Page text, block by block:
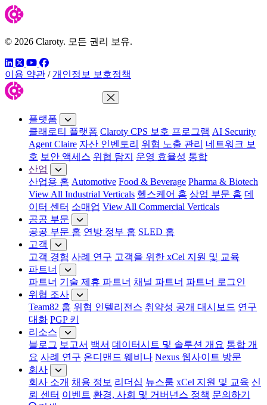
© 2026 Claroty. 모든 권리 보유.
링크드인
트위터유튜브
페이스북
이용 약관 / 개인정보 보호정책
메뉴 닫기
플랫폼
클래로티 플랫폼 Claroty CPS 보호 프로그램 AI Security
Agent Claire 자산 인벤토리 위협 노출 관리 네트워크 보
호 보안 액세스 위협 탐지 운영 효율성 통합
산업
산업용 홈 Automotive Food & Beverage Pharma & Biotech
View All Industrial Verticals 헬스케어 홈 상업 부문 홈 데
이터 센터 소매업 View All Commercial Verticals
공공 부문
공공 부문 홈 연방 정부 홈 SLED 홈
고객
고객 경험 사례 연구 고객을 위한 xCel 지원 및 교육
파트너
파트너 기술 제휴 파트너 채널 파트너 파트너 로그인
위협 조사
Team82 홈 위협 인텔리전스 취약성 공개 대시보드 연구
대화 PGP 키
리소스
블로그 보고서 백서 데이터시트 및 솔루션 개요 통합 개
요 사례 연구 온디맨드 웨비나 Nexus 웹사이트 방문
회사
회사 소개 채용 정보 리더십 뉴스룸 xCel 지원 및 교육 신
뢰 센터 이벤트 환경, 사회 및 거버넌스 정책 문의하기